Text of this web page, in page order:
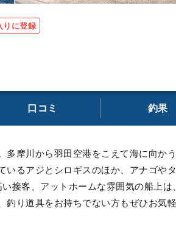
りに登録
口コミ 釣果
多摩川から羽田空港をこえて海に向か
いるアジとシロギスのほか、アナゴや
接客、アットホームな雰囲気の船上
釣り道具をお持ちでない方もぜひお気